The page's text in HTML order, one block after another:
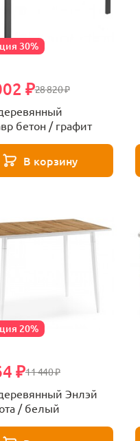
30%
28 820 ₽
₽
бетон / графит
В корзину
20%
11 440 ₽
₽
Энлэй
/ белый